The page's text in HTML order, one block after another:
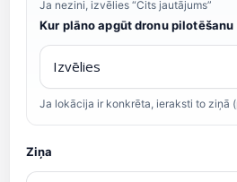
Ja nezini, izvēlies “Cits jautājums”
Kur plāno apgūt dronu pilotēšanu
Ja lokācija ir konkrēta, ieraksti to ziņā
Ziņa